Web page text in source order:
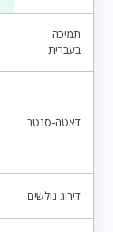
תמיכה
בעברית
דאטה-סנטר
דירוג גולשים